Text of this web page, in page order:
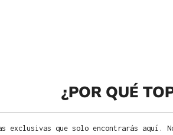
¿POR QUÉ
exclusivas que solo encontrarás aquí.